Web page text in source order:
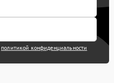
политикой конфиденциальности